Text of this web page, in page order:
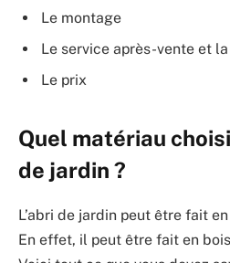
Le montage
Le service après-vente et
Le prix
Quel matériau
de jardin ?
L’abri de jardin peut être fait
En effet, il peut être fait en